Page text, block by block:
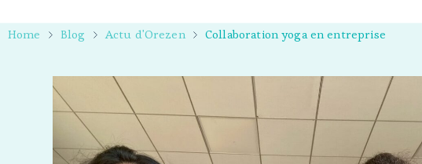
Home Blog Actu d'Orezen Collaboration yoga en entreprise